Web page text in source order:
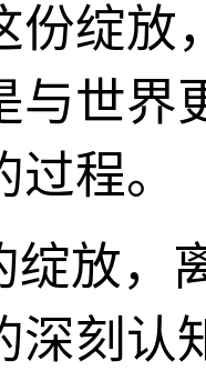
份绽放
与世界
程。
绽放，
深刻认